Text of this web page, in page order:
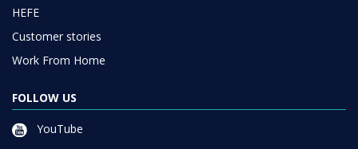
HEFE
Customer stories
Work From Home
FOLLOW US
YouTube